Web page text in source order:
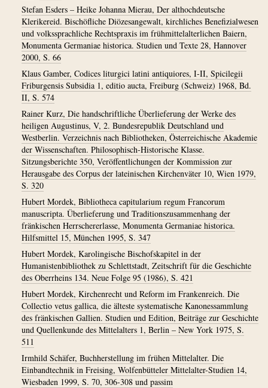
Stefan Esders – Heike Johanna Mierau, Der althochdeutsche
Klerikereid. Bischöfliche Diözesangewalt, kirchliches Benefizialwesen
und volkssprachliche Rechtspraxis im frühmittelalterlichen Baiern,
Monumenta Germaniae historica. Studien und Texte 28, Hannover
2000, S. 66
Klaus Gamber, Codices liturgici latini antiquiores, I-II, Spicilegii
Friburgensis Subsidia 1, editio aucta, Freiburg (Schweiz) 1968, Bd.
II, S. 574
Rainer Kurz, Die handschriftliche Überlieferung der Werke des
heiligen Augustinus, V, 2. Bundesrepublik Deutschland und
Westberlin. Verzeichnis nach Bibliotheken, Österreichische Akademie
der Wissenschaften. Philosophisch-Historische Klasse.
Sitzungsberichte 350, Veröffentlichungen der Kommission zur
Herausgabe des Corpus der lateinischen Kirchenväter 10, Wien 1979,
S. 320
Hubert Mordek, Bibliotheca capitularium regum Francorum
manuscripta. Überlieferung und Traditionszusammenhang der
fränkischen Herrschererlasse, Monumenta Germaniae historica.
Hilfsmittel 15, München 1995, S. 347
Hubert Mordek, Karolingische Bischofskapitel in der
Humanistenbibliothek zu Schlettstadt, Zeitschrift für die Geschichte
des Oberrheins 134. Neue Folge 95 (1986), S. 421
Hubert Mordek, Kirchenrecht und Reform im Frankenreich. Die
Collectio vetus gallica, die älteste systematische Kanonessammlung
des fränkischen Gallien. Studien und Edition, Beiträge zur Geschichte
und Quellenkunde des Mittelalters 1, Berlin – New York 1975, S.
511
Irmhild Schäfer, Buchherstellung im frühen Mittelalter. Die
Einbandtechnik in Freising, Wolfenbütteler Mittelalter-Studien 14,
Wiesbaden 1999, S. 70, 306-308 und passim